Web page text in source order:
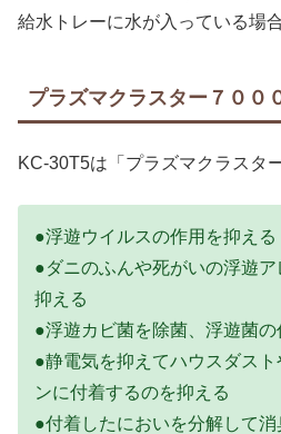
給水トレーに水が入っている場
プラズマクラスター７００
KC-30T5は「プラズマクラスタ
●浮遊ウイルスの作用を抑える
●ダニのふんや死がいの浮遊
抑える
●浮遊カビ菌を除菌、浮遊菌の
●静電気を抑えてハウスダス
ンに付着するのを抑える
●付着したにおいを分解して消